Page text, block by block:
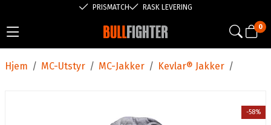
PRISMATCH RASK LEVERING
0
/
Hjem /
MC-Utstyr /
MC-Jakker /
Kevlar® Jakker
-58%